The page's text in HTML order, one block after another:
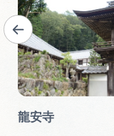
龍安寺